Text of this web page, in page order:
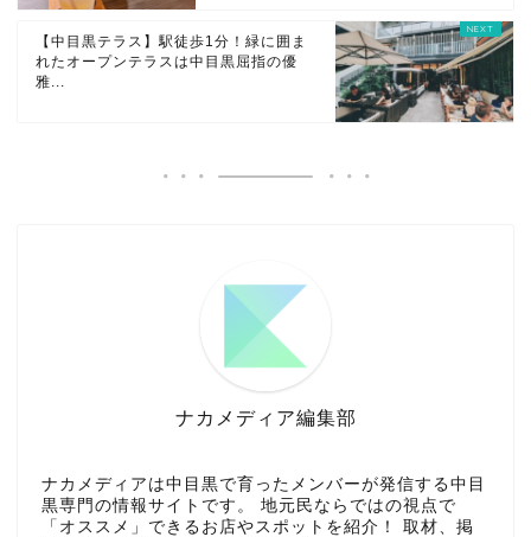
【中目黒テラス】駅徒歩1分！緑に囲ま
れたオープンテラスは中目黒屈指の優
雅...
ナカメディア編集部
ナカメディアは中目黒で育ったメンバーが発信する中目
黒専門の情報サイトです。 地元民ならではの視点で
「オススメ」できるお店やスポットを紹介！ 取材、掲